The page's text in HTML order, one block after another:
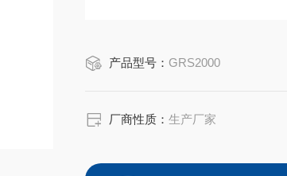
产品型号： GRS2000
厂商性质：生产厂家